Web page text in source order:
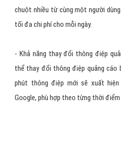
chuột nhiều từ cùng một người
tối đa chi phí cho mỗi ngày.
- Khả năng thay đổi thông điệp
thể thay đổi thông điệp quảng cáo
phút thông điệp mới sẽ xuất
Google, phù hợp theo từng thời điểm